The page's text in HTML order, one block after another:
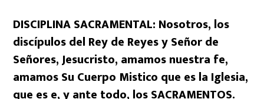
DISCIPLINA SACRAMENTAL: Nosotros, los
discípulos del Rey de Reyes y Señor de
Señores, Jesucristo, amamos nuestra fe,
amamos Su Cuerpo Mistico que es la Iglesia,
que es e, y ante todo, los SACRAMENTOS.